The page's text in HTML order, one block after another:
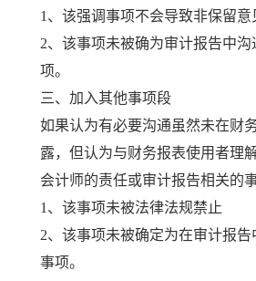
1、该强调事项不会导致非保留意
2、该事项未被确为审计报告中
项。
三、加入其他事项段
如果认为有必要沟通虽然未在财
露，但认为与财务报表使用者理
会计师的责任或审计报告相关的事
1、该事项未被法律法规禁止
2、该事项未被确定为在审计报
事项。